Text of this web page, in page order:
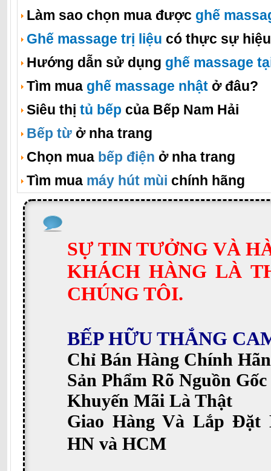
Làm sao chọn mua được ghế
Ghế massage trị liệu có thực sự
Hướng dẫn sử dụng ghế massage
Tìm mua ghế massage nhật ở đâu?
Siêu thị tủ bếp của Bếp Nam Hải
Bếp từ ở nha trang
Chọn mua bếp điện ở nha trang
Tìm mua máy hút mùi chính hãng
SỰ TIN TƯỞNG VÀ
KHÁCH HÀNG LÀ
CHÚNG TÔI.
BẾP HỮU THẮNG
Chỉ Bán Hàng Chính
Sản Phẩm Rõ Nguồn
Khuyến Mãi Là Thật
Giao Hàng Và Lắp Đặt
HN và HCM